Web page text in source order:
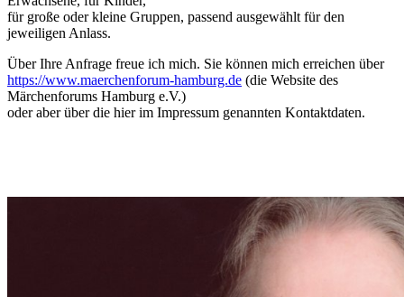
für große oder kleine Gruppen, passend ausgewählt für den
jeweiligen Anlass.
Über Ihre Anfrage freue ich mich. Sie können mich erreichen über
https://www.maerchenforum-hamburg.de (die Website des
Märchenforums Hamburg e.V.)
oder aber über die hier im Impressum genannten Kontaktdaten.